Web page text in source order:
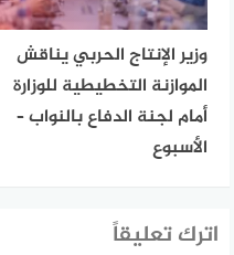
وزير الإنتاج الحربي يناقش
الموازنة التخطيطية للوزارة
أمام لجنة الدفاع بالنواب –
الأسبوع
اترك تعليقاً